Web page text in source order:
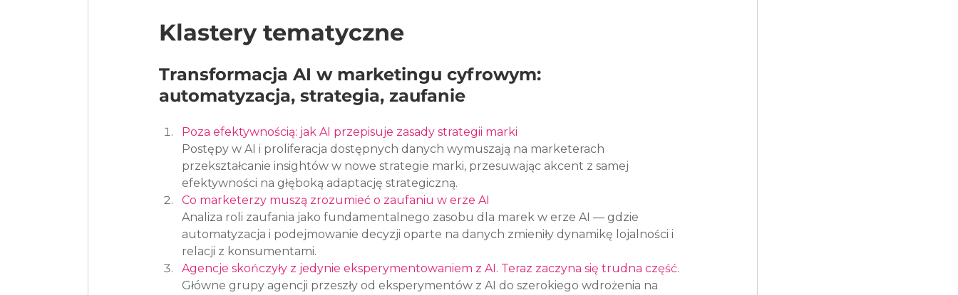
Klastery tematyczne
Transformacja AI w marketingu cyfrowym:
automatyzacja, strategia, zaufanie
Poza efektywnością: jak AI przepisuje zasady strategii marki
Postępy w AI i proliferacja dostępnych danych wymuszają na marketerach
przekształcanie insightów w nowe strategie marki, przesuwając akcent z samej
efektywności na głęboką adaptację strategiczną.
Co marketerzy muszą zrozumieć o zaufaniu w erze AI
Analiza roli zaufania jako fundamentalnego zasobu dla marek w erze AI — gdzie
automatyzacja i podejmowanie decyzji oparte na danych zmieniły dynamikę lojalności i
relacji z konsumentami.
Agencje skończyły z jedynie eksperymentowaniem z AI. Teraz zaczyna się trudna część.
Główne grupy agencji przeszły od eksperymentów z AI do szerokiego wdrożenia na